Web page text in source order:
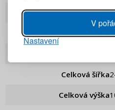
V
Nastavení
Barva
Bez BPA
Celková šířka
Celková výška